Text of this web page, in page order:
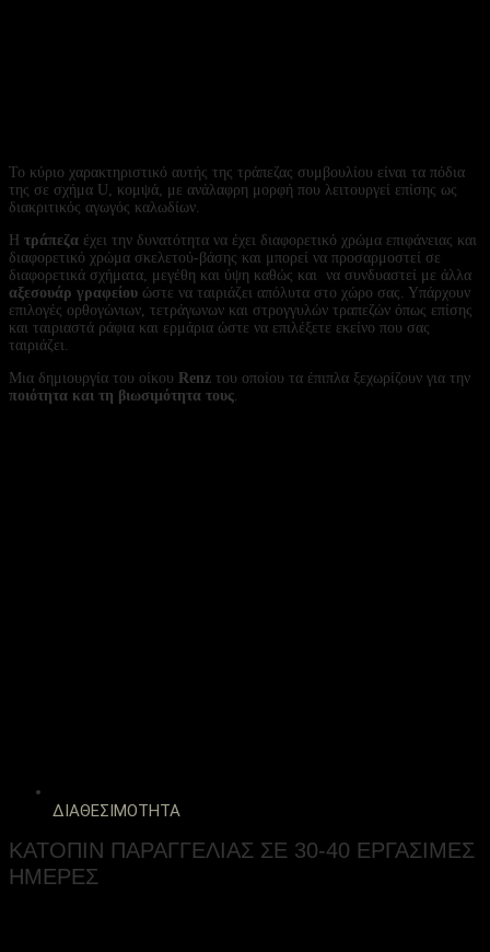
Το κύριο χαρακτηριστικό αυτής της τράπεζας συμβουλίου είναι τα πόδια
της σε σχήμα U, κομψά, με ανάλαφρη μορφή που λειτουργεί επίσης ως
διακριτικός αγωγός καλωδίων.
Η τράπεζα έχει την δυνατότητα να έχει διαφορετικό χρώμα επιφάνειας και
διαφορετικό χρώμα σκελετού-βάσης και μπορεί να προσαρμοστεί σε
διαφορετικά σχήματα, μεγέθη και ύψη καθώς και να συνδυαστεί με άλλα
αξεσουάρ γραφείου ώστε να ταιριάζει απόλυτα στο χώρο σας. Υπάρχουν
επιλογές ορθογώνιων, τετράγωνων και στρογγυλών τραπεζών όπως επίσης
και ταιριαστά ράφια και ερμάρια ώστε να επιλέξετε εκείνο που σας
ταιριάζει.
Μια δημιουργία του οίκου Renz του οποίου τα έπιπλα ξεχωρίζουν για την
ποιότητα και τη βιωσιμότητα τους.
ΔΙΑΘΕΣΙΜΟΤΗΤΑ
ΚΑΤΟΠΙΝ ΠΑΡΑΓΓΕΛΙΑΣ ΣΕ 30-40 ΕΡΓΑΣΙΜΕΣ
ΗΜΕΡΕΣ